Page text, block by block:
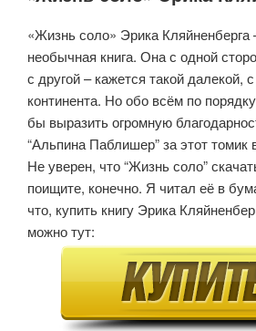
Saga
of
the
Outlaw
Motorcycle
Gangs»
«Жизнь соло» Эрика Кляйненберга
необычная книга. Она с одной
с другой – кажется такой далекой, с
континента. Но обо всём по
бы выразить огромную
“Альпина Паблишер” за этот томик
Не уверен, что “Жизнь соло”
поищите, конечно. Я читал её в
что, купить книгу Эрика
можно тут: